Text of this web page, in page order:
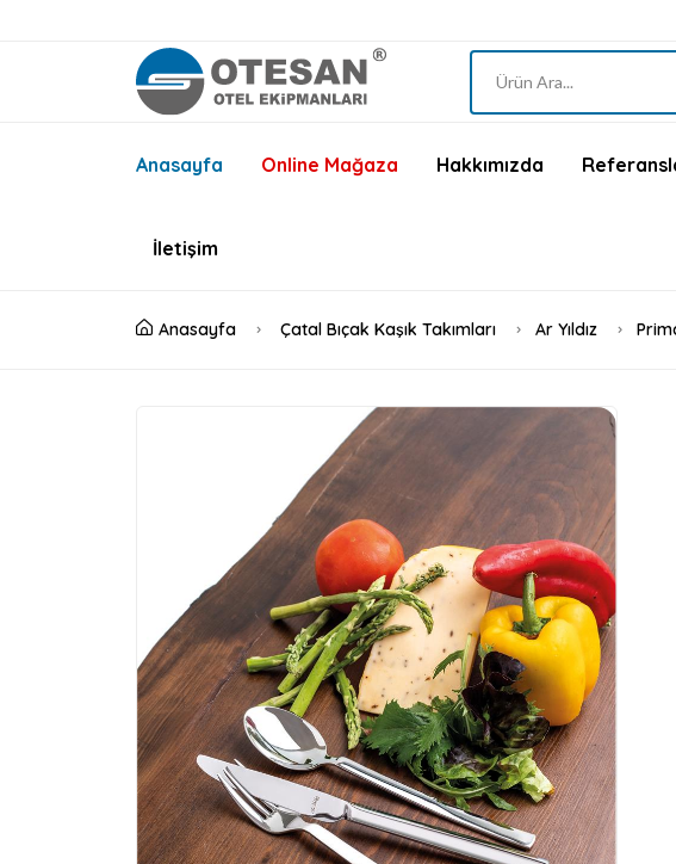
Anasayfa Online Mağaza Hakkımızda
İletişim
Anasayfa Çatal Bıçak Kaşık Takımları Ar Yıldız